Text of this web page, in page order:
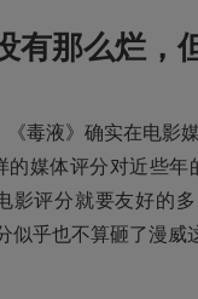
有那么烂，
《毒液》确实在电影
的媒体评分对近些
影评分就要友好的
似乎也不算砸了漫威